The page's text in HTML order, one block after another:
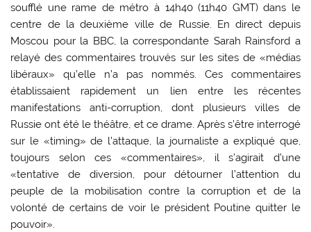
soufflé une rame de métro à 14h40 (11h40 GMT) dans le
centre de la deuxième ville de Russie. En direct depuis
Moscou pour la BBC, la correspondante Sarah Rainsford a
relayé des commentaires trouvés sur les sites de «médias
libéraux» qu’elle n’a pas nommés. Ces commentaires
établissaient rapidement un lien entre les récentes
manifestations anti-corruption, dont plusieurs villes de
Russie ont été le théâtre, et ce drame. Après s’être interrogé
sur le «timing» de l’attaque, la journaliste a expliqué que,
toujours selon ces «commentaires», il s’agirait d’une
«tentative de diversion, pour détourner l’attention du
peuple de la mobilisation contre la corruption et de la
volonté de certains de voir le président Poutine quitter le
pouvoir».